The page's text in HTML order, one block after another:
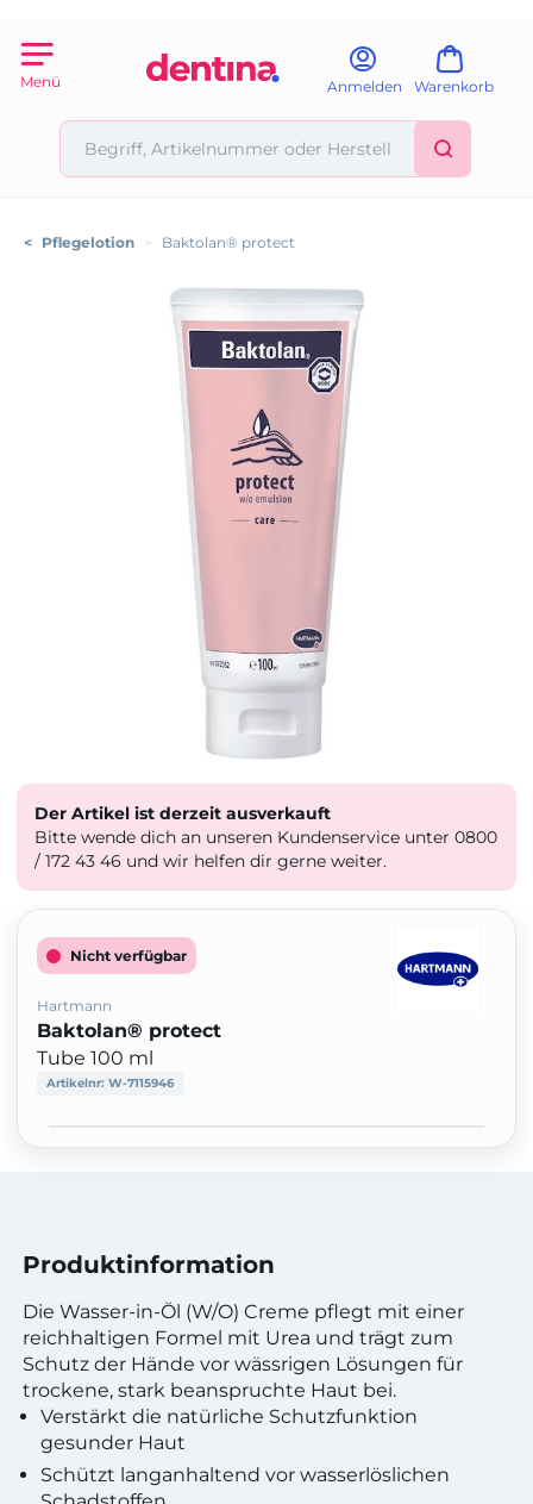
Menü Anmelden Warenkorb
< Pflegelotion > Baktolan® protect
Der Artikel ist derzeit ausverkauft
Bitte wende dich an unseren Kundenservice unter 0800
/ 172 43 46 und wir helfen dir gerne weiter.
Nicht verfügbar
Hartmann
Baktolan® protect
Tube 100 ml
Artikelnr: W-7115946
Produktinformation
Die Wasser-in-Öl (W/O) Creme pflegt mit einer
reichhaltigen Formel mit Urea und trägt zum
Schutz der Hände vor wässrigen Lösungen für
trockene, stark beanspruchte Haut bei.
Verstärkt die natürliche Schutzfunktion
gesunder Haut
Schützt langanhaltend vor wasserlöslichen